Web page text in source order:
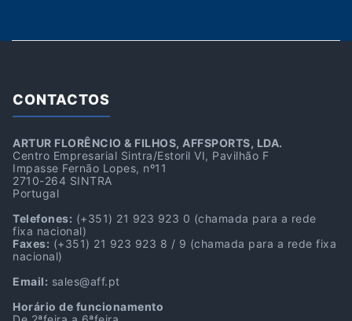
CONTACTOS
ARTUR FLORÊNCIO & FILHOS, AFFSPORTS, LDA.
Centro Empresarial Sintra/Estoril VI, Pavilhão F
Impasse Fernão Lopes, nº11
2710-264 SINTRA
Portugal
Telefones: (+351) 21 923 923 0 (chamada para a rede
fixa nacional)
Faxes: (+351) 21 923 923 8 / 9 (chamada para a rede fixa
nacional)
Email: sales@aff.pt
Horário de funcionamento